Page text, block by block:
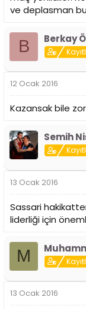
ve deplasman
B Berkay
12 Ocak 2016
Kazansak bile
Semih
13 Ocak 2016
Sassari
liderliği için
M
13 Ocak 2016